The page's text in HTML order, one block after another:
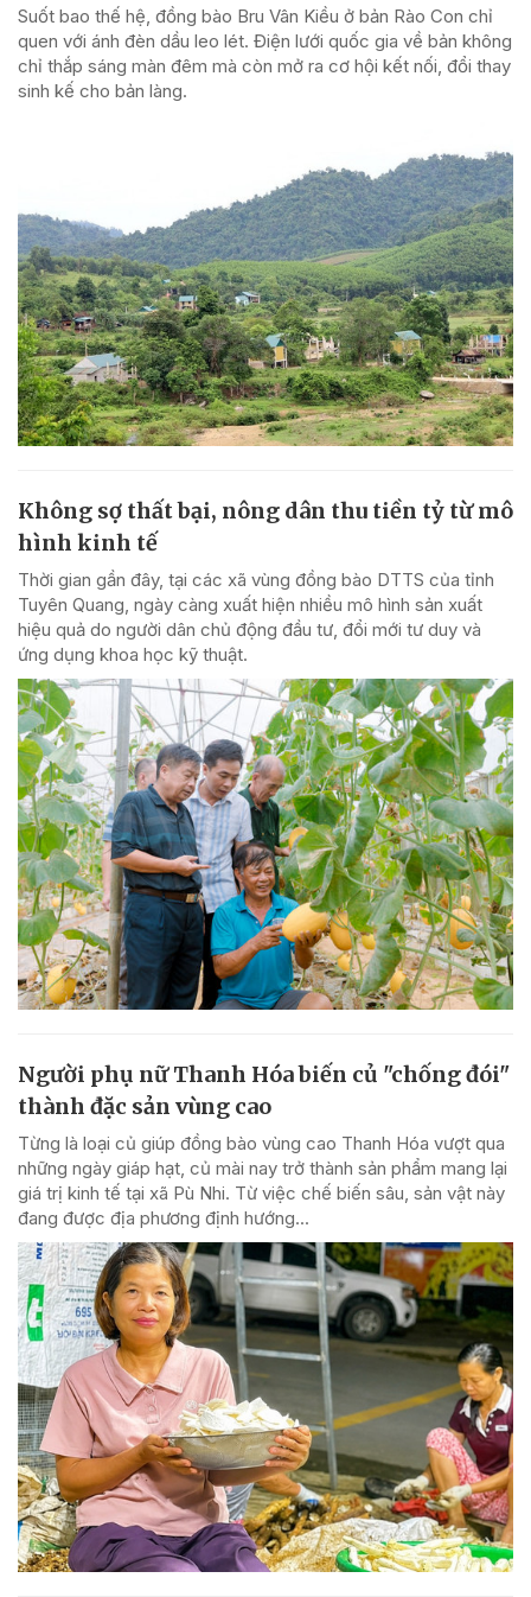
Suốt bao thế hệ, đồng bào Bru Vân Kiều ở bản Rào Con chỉ
quen với ánh đèn dầu leo lét. Điện lưới quốc gia về bản không
chỉ thắp sáng màn đêm mà còn mở ra cơ hội kết nối, đổi thay
sinh kế cho bản làng.
Không sợ thất bại, nông dân thu tiền tỷ từ mô
hình kinh tế
Thời gian gần đây, tại các xã vùng đồng bào DTTS của tỉnh
Tuyên Quang, ngày càng xuất hiện nhiều mô hình sản xuất
hiệu quả do người dân chủ động đầu tư, đổi mới tư duy và
ứng dụng khoa học kỹ thuật.
Người phụ nữ Thanh Hóa biến củ "chống đói"
thành đặc sản vùng cao
Từng là loại củ giúp đồng bào vùng cao Thanh Hóa vượt qua
những ngày giáp hạt, củ mài nay trở thành sản phẩm mang lại
giá trị kinh tế tại xã Pù Nhi. Từ việc chế biến sâu, sản vật này
đang được địa phương định hướng...